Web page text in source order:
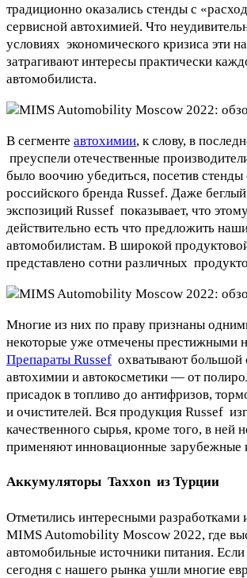
традиционно оказались стенды с
сервисной автохимией. Что
условиях экономического кризиса эти
затрагивают интересы практически
автомобилиста.
В сегменте автохимии, к слову, в
преуспели отечественные
было воочию убедиться, посетив
российского бренда Russef. Даже
экспозиций Russef показывает, что
действительно есть что предложить
автомобилистам. В широкой
представлено сотни различных
Многие из них по праву признаны
некоторые уже отмечены престижными
Препараты Russef охватывают большой
автохимии и автокосметики — от
присадок в топливо до антифризов,
и очистителей. Вся продукция Russef
качественного сырья, кроме того, в ней
применяют инновационные зарубежные
Аккумуляторы Taxxon из Турции
Отметились интересными разработками
MIMS Automobility Moscow 2022, где
автомобильные источники питания. Если
сегодня с нашего рынка ушли многие